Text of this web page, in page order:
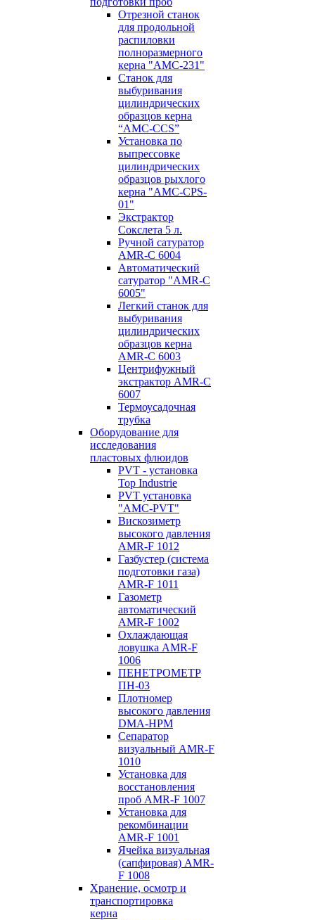
Отрезной станок
для продольной
распиловки
полноразмерного
керна "AMC-231"
Станок для
выбуривания
цилиндрических
образцов керна
“AMC-CCS”
Установка по
выпресcовке
цилиндрических
образцов рыхлого
керна "AMC-CPS-
01"
Экстрактор
Сокслета 5 л.
Ручной сатуратор
AMR-C 6004
Автоматический
сатуратор "AMR-C
6005"
Легкий станок для
выбуривания
цилиндрических
образцов керна
AMR-C 6003
Центрифужный
экстрактор AMR-C
6007
Термоусадочная
трубка
Оборудование для
исследования
пластовых флюидов
PVT - установка
Top Industrie
PVT установка
"AMC-PVT"
Вискозиметр
высокого давления
AMR-F 1012
Газбустер (система
подготовки газа)
AMR-F 1011
Газометр
автоматический
AMR-F 1002
Охлаждающая
ловушка AMR-F
1006
ПЕНЕТРОМЕТР
ПН-03
Плотномер
высокого давления
DMA-HPM
Сепаратор
визуальный AMR-F
1010
Установка для
восстановления
проб AMR-F 1007
Установка для
рекомбинации
AMR-F 1001
Ячейка визуальная
(сапфировая) AMR-
F 1008
Хранение, осмотр и
транспортировка
керна